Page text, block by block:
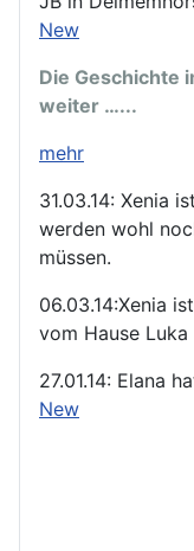
New
Die Geschichte
weiter …...
mehr
31.03.14: Xenia
werden wohl
müssen.
06.03.14:Xenia
vom Hause
27.01.14: Elana
New